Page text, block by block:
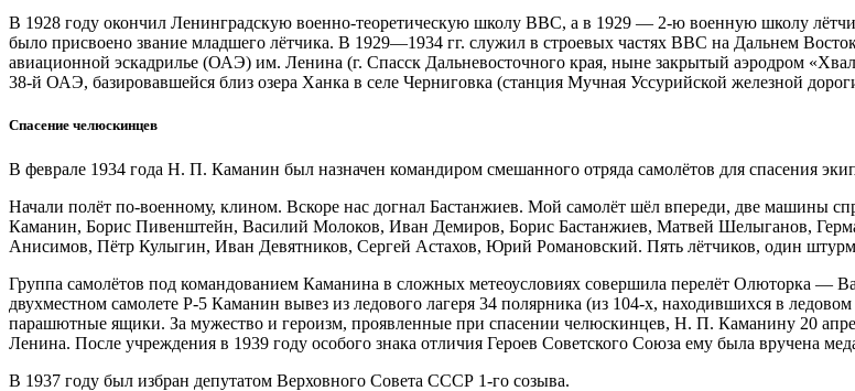
В 1928 году окончил Ленинградскую военно-теоретическую школу ВВС, а в 1929 — 2-ю военную школу
было присвоено звание младшего лётчика. В 1929—1934 гг. служил в строевых частях ВВС на Дальнем
авиационной эскадрилье (ОАЭ) им. Ленина (г. Спасск Дальневосточного края, ныне закрытый аэродром
38-й ОАЭ, базировавшейся близ озера Ханка в селе Черниговка (станция Мучная Уссурийской железной
Спасение челюскинцев
В феврале 1934 года Н. П. Каманин был назначен командиром смешанного отряда самолётов для спасения
Начали полёт по-военному, клином. Вскоре нас догнал Бастанжиев. Мой самолёт шёл впереди, две машины
Каманин, Борис Пивенштейн, Василий Молоков, Иван Демиров, Борис Бастанжиев, Матвей Шелыганов,
Анисимов, Пётр Кулыгин, Иван Девятников, Сергей Астахов, Юрий Романовский. Пять лётчиков, один
Группа самолётов под командованием Каманина в сложных метеоусловиях совершила перелёт Олюторка —
двухместном самолете Р-5 Каманин вывез из ледового лагеря 34 полярника (из 104-х, находившихся в
парашютные ящики. За мужество и героизм, проявленные при спасении челюскинцев, Н. П. Каманину 20
Ленина. После учреждения в 1939 году особого знака отличия Героев Советского Союза ему была вручена
В 1937 году был избран депутатом Верховного Совета СССР 1-го созыва.